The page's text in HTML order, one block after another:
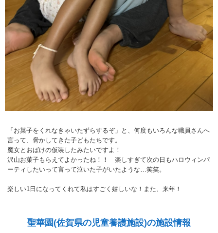
「お菓子をくれなきゃいたずらするぞ」と、何度もいろんな職員さんへ
言って、脅かしてきた子どもたちです。
魔女とおばけの仮装したみたいですよ！
沢山お菓子もらえてよかったね！！ 楽しすぎて次の日もハロウィンパ
ーティしたいって言って泣いた子がいたような…笑笑。
楽しい1日になってくれて私はすごく嬉しいな！また、来年！
聖華園(佐賀県の児童養護施設)の施設情報